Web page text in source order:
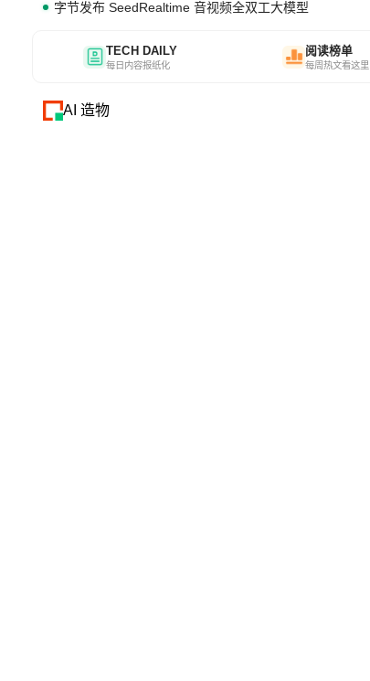
字节发布 SeedRealtime 音视频全双工大模型
TECH DAILY
每日内容报纸化
阅读榜单
每周热文看这里
AI 造物